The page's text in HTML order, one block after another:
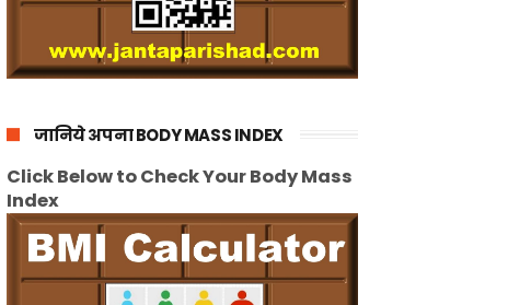
जानिये अपना BODY MASS INDEX
Click Below to Check Your Body Mass
Index